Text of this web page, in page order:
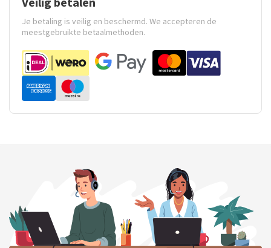
Je betaling is veilig en beschermd. We accepteren de
meestgebruikte betaalmethoden.